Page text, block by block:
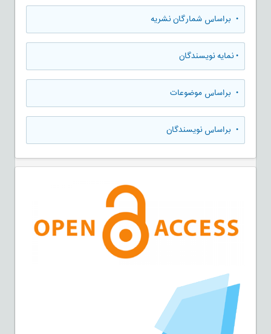
• براساس شمارگان نشریه
•نمایه نویسندگان
• براساس موضوعات
• براساس نویسندگان